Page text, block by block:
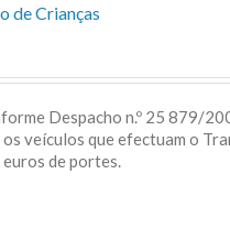
de Crianças
Despacho n.º 25 879/
veículos que efectuam o
euros de portes.